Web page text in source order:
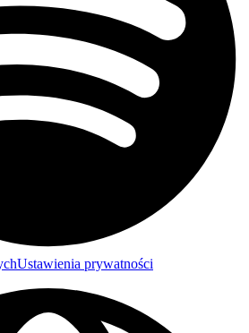
Ustawienia prywatności